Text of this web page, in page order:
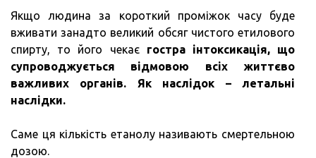
Якщо людина за короткий проміжок часу буде
вживати занадто великий обсяг чистого етилового
спирту, то його чекає гостра інтоксикація, що
супроводжується відмовою всіх життєво
важливих органів.
Як наслідок – летальні
наслідки.
Саме ця кількість етанолу називають смертельною
дозою.